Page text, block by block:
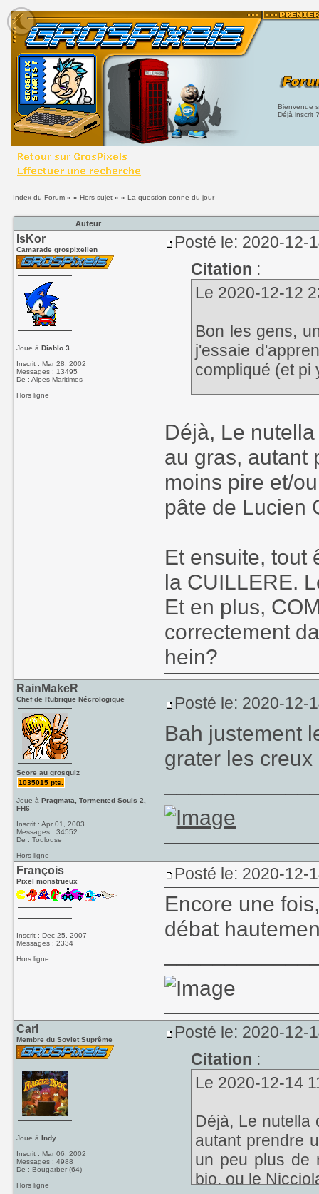
Bienvenue
Déjà inscrit
Index du Forum» » Hors-sujet» » La question conne du jour
Auteur
IsKor
Camarade grospixelien
Joue àDiablo 3
Inscrit : Mar 28, 2002
Messages : 13495
De : Alpes Maritimes
Hors ligne
Posté le: 2020-12-
Citation :
Le 2020-12-12
Bon les gens,
j'essaie
compliqué (et pi
avec un
à la cuillère ?
Ma femme est
cuillere. Et j'ai
Du coup vous
Déjà, Le
au gras, autant
moins pire et/
pâte de Lucien
Et ensuite, tout
la CUILLERE.
Et en plus,
correctement
hein?
RainMakeR
Chef de Rubrique Nécrologique
Score au grosquiz
1035015 pts.
Joue àPragmata, Tormented Souls 2,
FH6
Inscrit : Apr 01, 2003
Messages : 34552
De : Toulouse
Hors ligne
Posté le: 2020-12-
Bah justement
grater les
François
Pixel monstrueux
Inscrit : Dec 25, 2007
Messages : 2334
Hors ligne
Posté le: 2020-12-
Encore une
débat
Carl
Membre du Soviet Suprême
Joue àIndy
Inscrit : Mar 06, 2002
Messages : 4988
De : Bougarber (64)
Hors ligne
Posté le: 2020-12-
Citation :
Le 2020-12-14
Déjà, Le nutella
autant prendre
un peu plus de
bio, ou le